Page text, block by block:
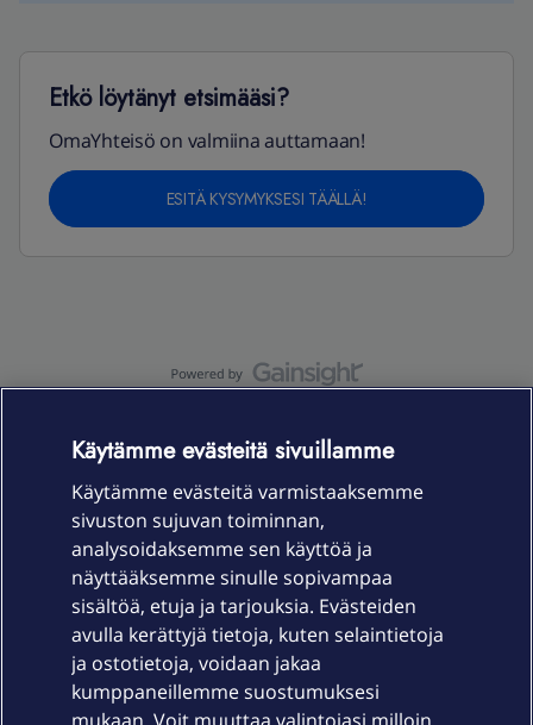
Etkö löytänyt etsimääsi?
OmaYhteisö on valmiina auttamaan!
ESITÄ KYSYMYKSESI TÄÄLLÄ!
Laitteet & liittymät
Palvelut
Käytämme evästeitä sivuillamme
Käytämme evästeitä varmistaaksemme
sivuston sujuvan toiminnan,
analysoidaksemme sen käyttöä ja
näyttääksemme sinulle sopivampaa
sisältöä, etuja ja tarjouksia. Evästeiden
avulla kerättyjä tietoja, kuten selaintietoja
ja ostotietoja, voidaan jakaa
kumppaneillemme suostumuksesi